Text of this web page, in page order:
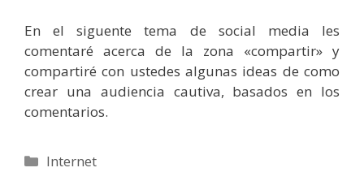
En el siguente tema de social media les
comentaré acerca de la zona «compartir» y
compartiré con ustedes algunas ideas de como
crear una audiencia cautiva, basados en los
comentarios.
Categorías
Internet